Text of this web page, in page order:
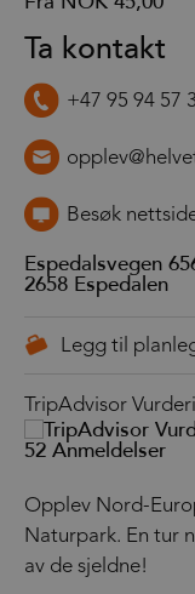
Ta kontakt
+47 95 94 57
Besøk
Espedalsvegen
2658 Espedalen
TripAdvisor
52 Anmeldelser
Opplev Nord-
Naturpark. En tur
av de sjeldne!